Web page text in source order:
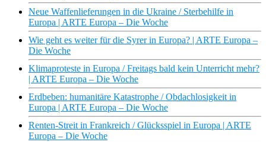
Neue Waffenlieferungen in die Ukraine / Sterbehilfe in
Europa | ARTE Europa – Die Woche
Wie geht es weiter für die Syrer in Europa? | ARTE Europa –
Die Woche
Klimaproteste in Europa / Freitags bald kein Unterricht mehr?
| ARTE Europa – Die Woche
Erdbeben: humanitäre Katastrophe / Obdachlosigkeit in
Europa | ARTE Europa – Die Woche
Renten-Streit in Frankreich / Glücksspiel in Europa | ARTE
Europa – Die Woche